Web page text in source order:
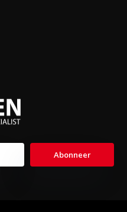
Abonneer